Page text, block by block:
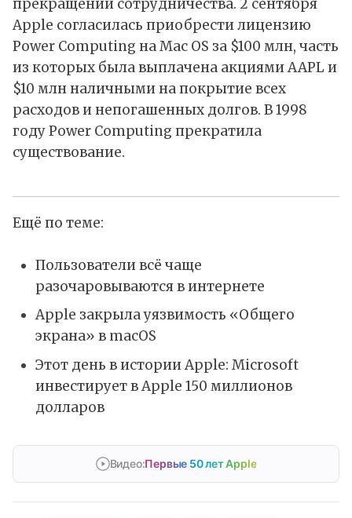
прекращении сотрудничества. 2 сентября
Apple согласилась приобрести лицензию
Power Computing на Mac OS за $100 млн, часть
из которых была выплачена акциями AAPL и
$10 млн наличными на покрытие всех
расходов и непогашенных долгов. В 1998
году Power Computing прекратила
существование.
Ещё по теме:
Пользователи всё чаще
разочаровываются в интернете
Apple закрыла уязвимость «Общего
экрана» в macOS
Этот день в истории Apple: Microsoft
инвестирует в Apple 150 миллионов
долларов
Видео:Первые 50 лет Apple